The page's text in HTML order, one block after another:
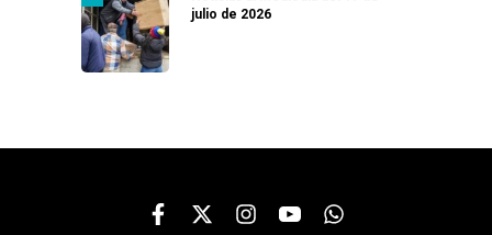
julio de 2026